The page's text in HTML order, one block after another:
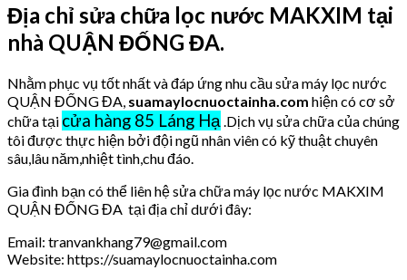
Địa chỉ sửa chữa lọc nước MAKXIM tại
nhà QUẬN ĐỐNG ĐA.
Nhằm phục vụ tốt nhất và đáp ứng nhu cầu sửa máy lọc nước
QUẬN ĐỐNG ĐA, suamaylocnuoctainha.com hiện có cơ sở
chữa tại cửa hàng 85 Láng Hạ .Dịch vụ sửa chữa của chúng
tôi được thực hiện bởi đội ngũ nhân viên có kỹ thuật chuyên
sâu,lâu năm,nhiệt tình,chu đáo.
Gia đình bạn có thể liên hệ sửa chữa máy lọc nước MAKXIM
QUẬN ĐỐNG ĐA tại địa chỉ dưới đây:
Email: tranvankhang79@gmail.com
Website: https://suamaylocnuoctainha.com